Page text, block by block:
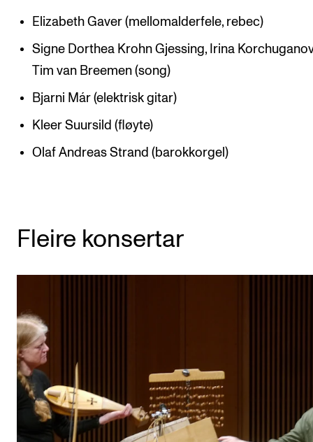
Elizabeth Gaver (mellomalderfele, rebec)
Signe Dorthea Krohn Gjessing, Irina
Tim van Breemen (song)
Bjarni Már (elektrisk gitar)
Kleer Suursild (fløyte)
Olaf Andreas Strand (barokkorgel)
Fleire konsertar